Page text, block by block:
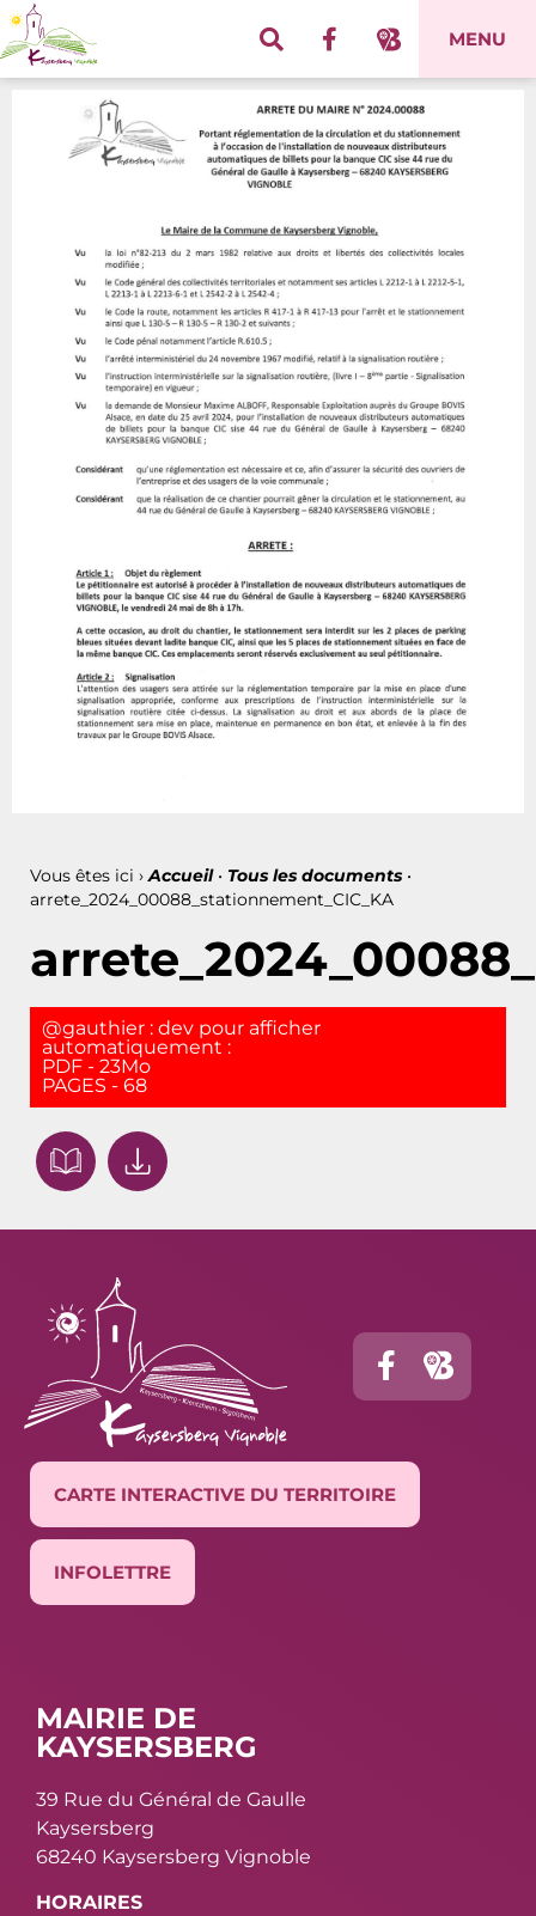
MENU
Vous êtes ici › Accueil• Tous les documents •
arrete_2024_00088_stationnement_CIC_KA
@gauthier : dev pour afficher
automatiquement :
PDF - 23Mo
PAGES - 68
CARTE INTERACTIVE DU TERRITOIRE
INFOLETTRE
MAIRIE DE
KAYSERSBERG
39 Rue du Général de Gaulle
Kaysersberg
68240 Kaysersberg Vignoble
HORAIRES
Panneau de gestion des cookies